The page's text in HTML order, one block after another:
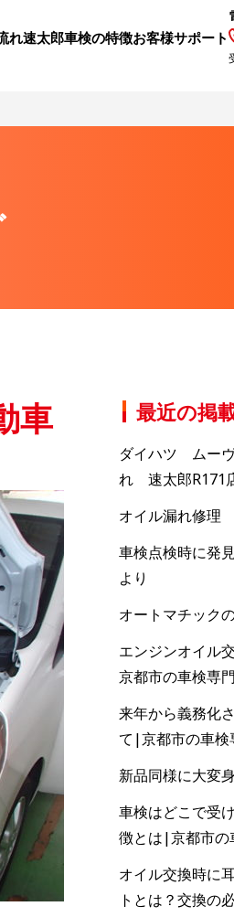
れ速太郎⾞検の特徴お客様サポート
車 最近の掲
ダイハツ ムー
れ 速太郎R171
オイル漏れ修
車検点検時に発
より
オートマチック
エンジンオイル
京都市の車検専
来年から義務化
て|京都市の車検
新品同様に大変
車検はどこで受
徴とは|京都市の
オイル交換時に
トとは？交換の